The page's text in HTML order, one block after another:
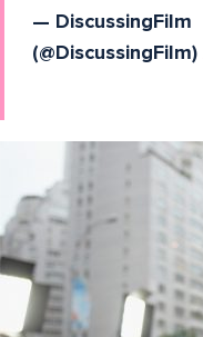
— DiscussingFilm
(@DiscussingFilm)